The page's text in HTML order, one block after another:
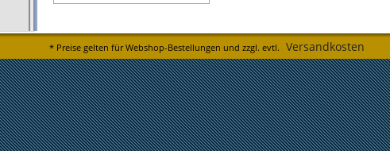
* Preise gelten für Webshop-Bestellungen und zzgl. evtl. Versandkosten